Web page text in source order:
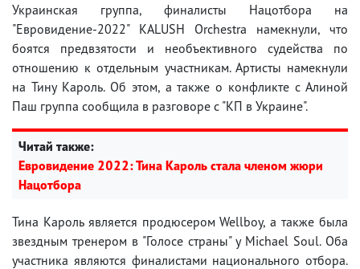
Украинская группа, финалисты Нацотбора на
"Евровидение-2022" KALUSH Orchestra намекнули, что
боятся предвзятости и необъективного судейства по
отношению к отдельным участникам. Артисты намекнули
на Тину Кароль. Об этом, а также о конфликте с Алиной
Паш группа сообщила в разговоре с "КП в Украине".
Читай также:
Евровидение 2022: Тина Кароль стала членом жюри
Нацотбора
Тина Кароль является продюсером Wellboy, а также была
звездным тренером в "Голосе страны" у Michael Soul. Оба
участника являются финалистами национального отбора.